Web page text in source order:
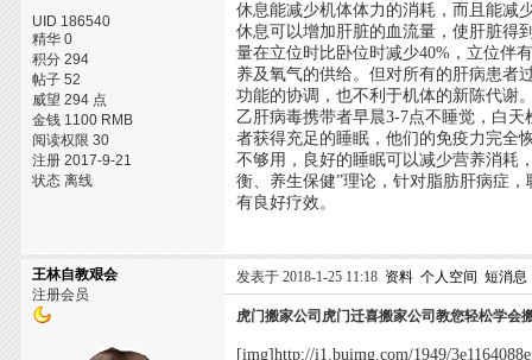
UID 186540
精华 0
积分 294
帖子 52
威望 294 点
金钱 1100 RMB
阅读权限 30
注册 2017-9-21
状态 离线
休息能减少机体体力的消耗，而且能减
休息可以增加肝脏的血流量，使肝脏得
量在立位时比卧位时减少40%，立位伴
养及氧气的供给。但对所有的肝病患者
功能的协调，也不利于机体的新陈代谢
乙肝病毒携带者早晨3-7点不睡觉，白
者获得充足的睡眠，他们的免疫力完全
不够用，良好的睡眠可以减少营养消耗
衡、养生保健”理论，针对脂肪肝病症
有良好疗效。
王林自教艰会
注册会员
发表于 2018-1-25 11:18 资料 个人空间 短消息
虎门搬家公司虎门迁喜搬家公司教您轻松学会
[img]http://i1.buimg.com/1949/